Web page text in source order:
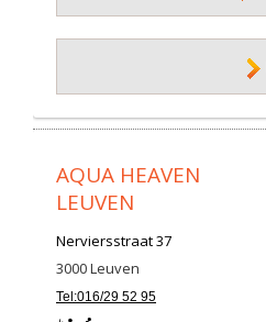
AQUA HEAVEN
LEUVEN
Nerviersstraat 37
3000Leuven
Tel:016/29 52 95